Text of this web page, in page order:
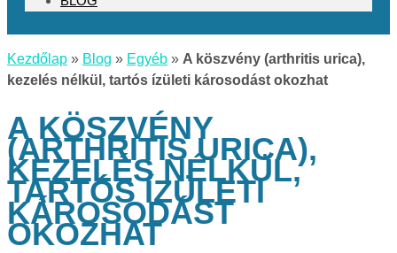
Kezdőlap » Blog » Egyéb » A köszvény (arthritis urica),
kezelés nélkül, tartós ízületi károsodást okozhat
A KÖSZVÉNY
(ARTHRITIS URICA),
KEZELÉS NÉLKÜL,
TARTÓS ÍZÜLETI
KÁROSODÁST
OKOZHAT